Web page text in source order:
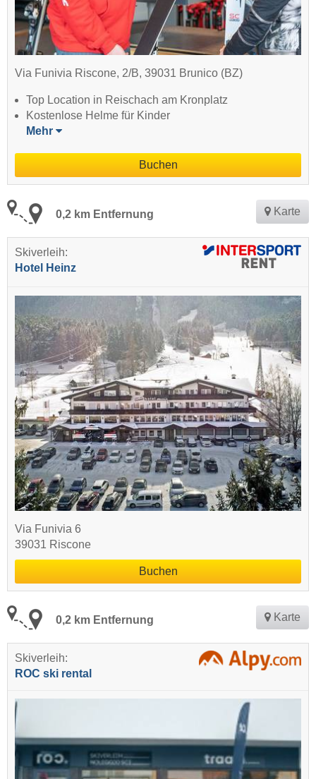
Via Funivia Riscone, 2/B, 39031 Brunico (BZ)
Top Location in Reischach am Kronplatz
Kostenlose Helme für Kinder
Mehr
Buchen
0,2 km Entfernung Karte
Skiverleih:
Hotel Heinz
Via Funivia 6
39031 Riscone
Buchen
0,2 km Entfernung Karte
Skiverleih:
ROC ski rental